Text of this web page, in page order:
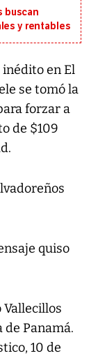
buscan
y rentables
en El
se tomó la
forzar a
de $109
quiso
Panamá.
10 de